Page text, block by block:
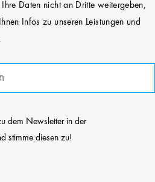
Daten nicht an Dritte weitergeben,
Infos zu unseren Leistungen und
dem Newsletter in der
stimme diesen zu!